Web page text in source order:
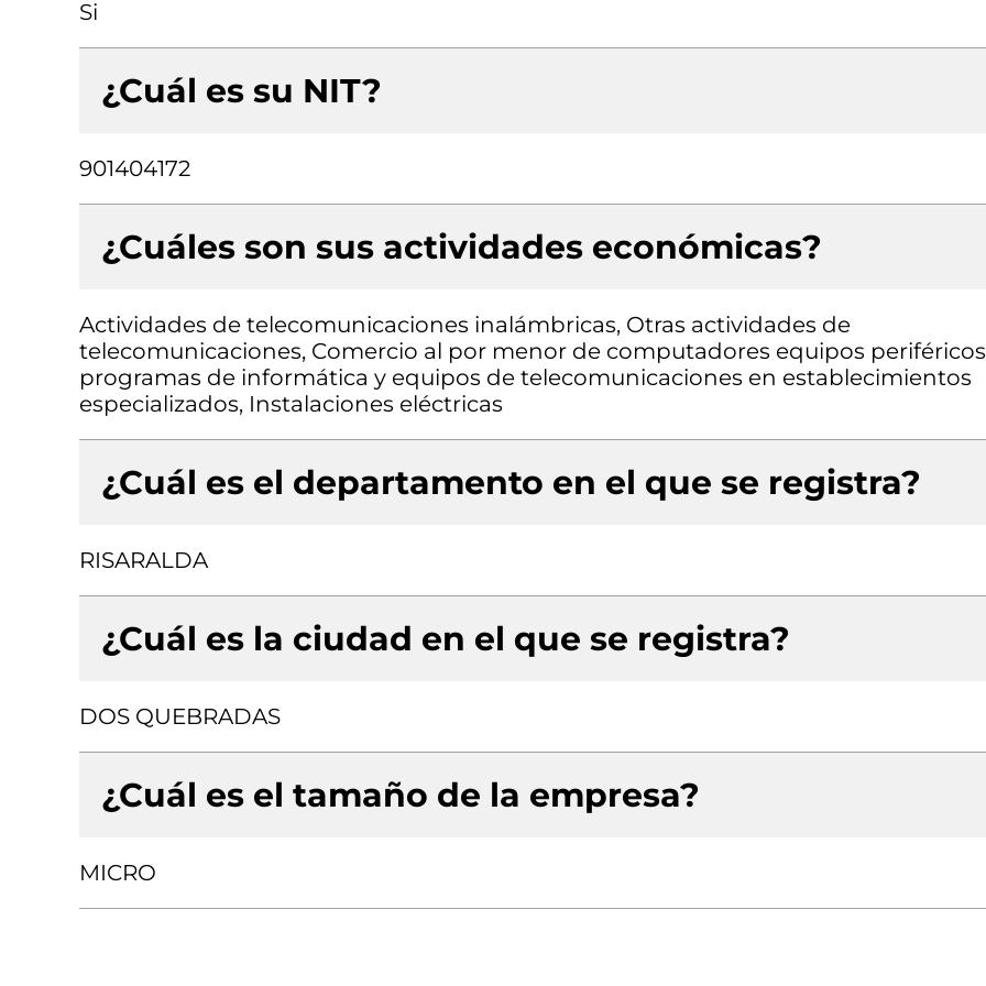
Si
¿Cuál es su NIT?
901404172
¿Cuáles son sus actividades económicas?
Actividades de telecomunicaciones inalámbricas, Otras actividades de
telecomunicaciones, Comercio al por menor de computadores equipos periféricos
programas de informática y equipos de telecomunicaciones en establecimientos
especializados, Instalaciones eléctricas
¿Cuál es el departamento en el que se registra?
RISARALDA
¿Cuál es la ciudad en el que se registra?
DOS QUEBRADAS
¿Cuál es el tamaño de la empresa?
MICRO